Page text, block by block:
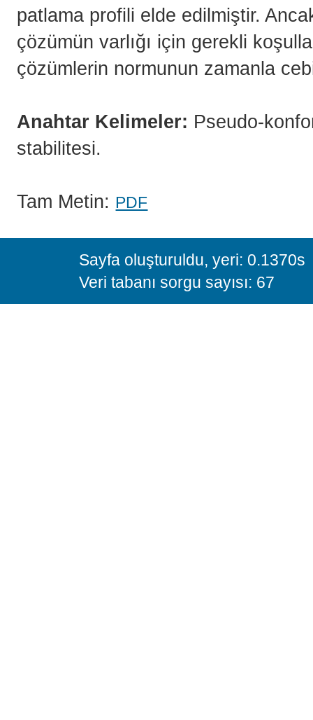
patlama profili elde edilmiştir.
çözümün varlığı için gerekli
çözümlerin normunun zamanla
Anahtar Kelimeler: Pseudo-
stabilitesi.
Tam Metin: PDF
Sayfa oluşturuldu, yeri: 0.1370s
Veri tabanı sorgu sayısı: 67